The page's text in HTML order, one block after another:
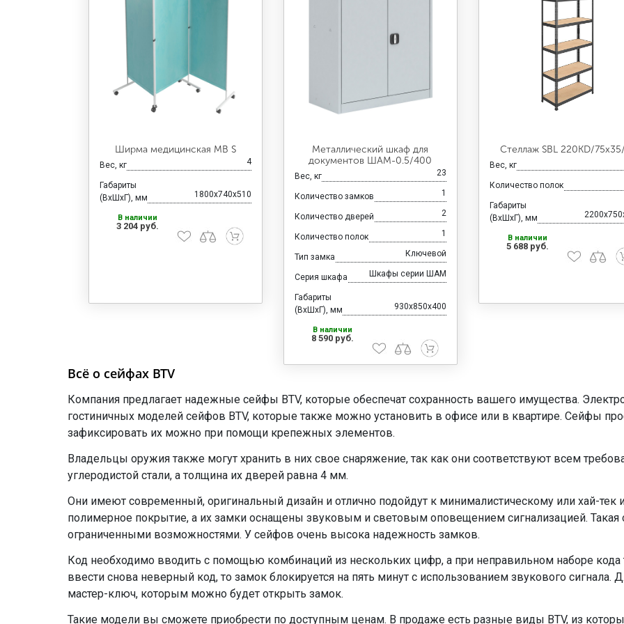
Ширма медицинская MB S
Вес, кг 4
Габариты
(ВхШхГ), мм
1800x740x510
В наличии
3 204 руб.
Металлический шкаф для
документов ШАМ-0.5/400
Вес, кг 23
Количество замков 1
Количество дверей 2
Количество полок 1
Тип замка Ключевой
Серия шкафа Шкафы серии ШАМ
Габариты
(ВхШхГ), мм
930x850x400
В наличии
8 590 руб.
Стеллаж SBL 220KD/
Вес, кг
Количество полок
Габариты
(ВхШхГ), мм
В наличии
5 688 руб.
Всё о сейфах BTV
Компания предлагает надежные сейфы BTV, которые обеспечат сохранность вашего имущества.
гостиничных моделей сейфов BTV, которые также можно установить в офисе или в квартире. Сейфы
зафиксировать их можно при помощи крепежных элементов.
Владельцы оружия также могут хранить в них свое снаряжение, так как они соответствуют всем
углеродистой стали, а толщина их дверей равна 4 мм.
Они имеют современный, оригинальный дизайн и отлично подойдут к минималистическому или хай-тек
полимерное покрытие, а их замки оснащены звуковым и световым оповещением сигнализацией. Такая
ограниченными возможностями. У сейфов очень высока надежность замков.
Код необходимо вводить с помощью комбинаций из нескольких цифр, а при неправильном наборе кода
ввести снова неверный код, то замок блокируется на пять минут с использованием звукового
мастер-ключ, которым можно будет открыть замок.
Такие модели вы сможете приобрести по доступным ценам. В продаже есть разные виды BTV, из